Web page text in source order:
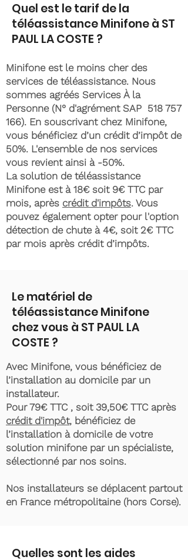
Quel est le tarif de la
téléassistance Minifone à ST
PAUL LA COSTE ?
Minifone est le moins cher des
services de téléassistance. Nous
sommes agréés Services À la
Personne (N° d'agrément SAP 518 757
166). En souscrivant chez Minifone,
vous bénéficiez d’un crédit d’impôt de
50%. L'ensemble de nos services
vous revient ainsi à -50%.
La solution de téléassistance
Minifone est à 18€ soit 9€ TTC par
mois, après crédit d'impôts. Vous
pouvez également opter pour l'option
détection de chute à 4€, soit 2€ TTC
par mois après crédit d’impôts.
Le matériel de
téléassistance Minifone
chez vous à ST PAUL LA
COSTE ?
Avec Minifone, vous bénéficiez de
l’installation au domicile par un
installateur.
Pour 79€ TTC , soit 39,50€ TTC après
crédit d'impôt, bénéficiez de
l’installation à domicile de votre
solution minifone par un spécialiste,
sélectionné par nos soins.
Nos installateurs se déplacent partout
en France métropolitaine (hors Corse).
Quelles sont les aides